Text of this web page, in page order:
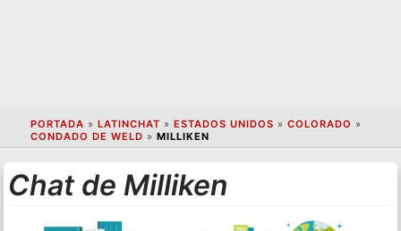
PORTADA » LATINCHAT » ESTADOS UNIDOS » COLORADO »
CONDADO DE WELD » MILLIKEN
Chat de Milliken